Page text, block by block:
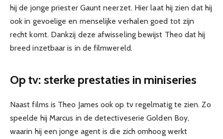
hij de jonge priester Gaunt neerzet. Hier laat hij zien dat hij
ook in gevoelige en menselijke verhalen goed tot zijn
recht komt. Dankzij deze afwisseling bewijst Theo dat hij
breed inzetbaar is in de filmwereld.
Op tv: sterke prestaties in miniseries
Naast films is Theo James ook op tv regelmatig te zien. Zo
speelde hij Marcus in de detectiveserie Golden Boy,
waarin hij een jonge agent is die zich omhoog werkt